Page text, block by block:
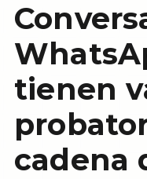
tienen
cadena